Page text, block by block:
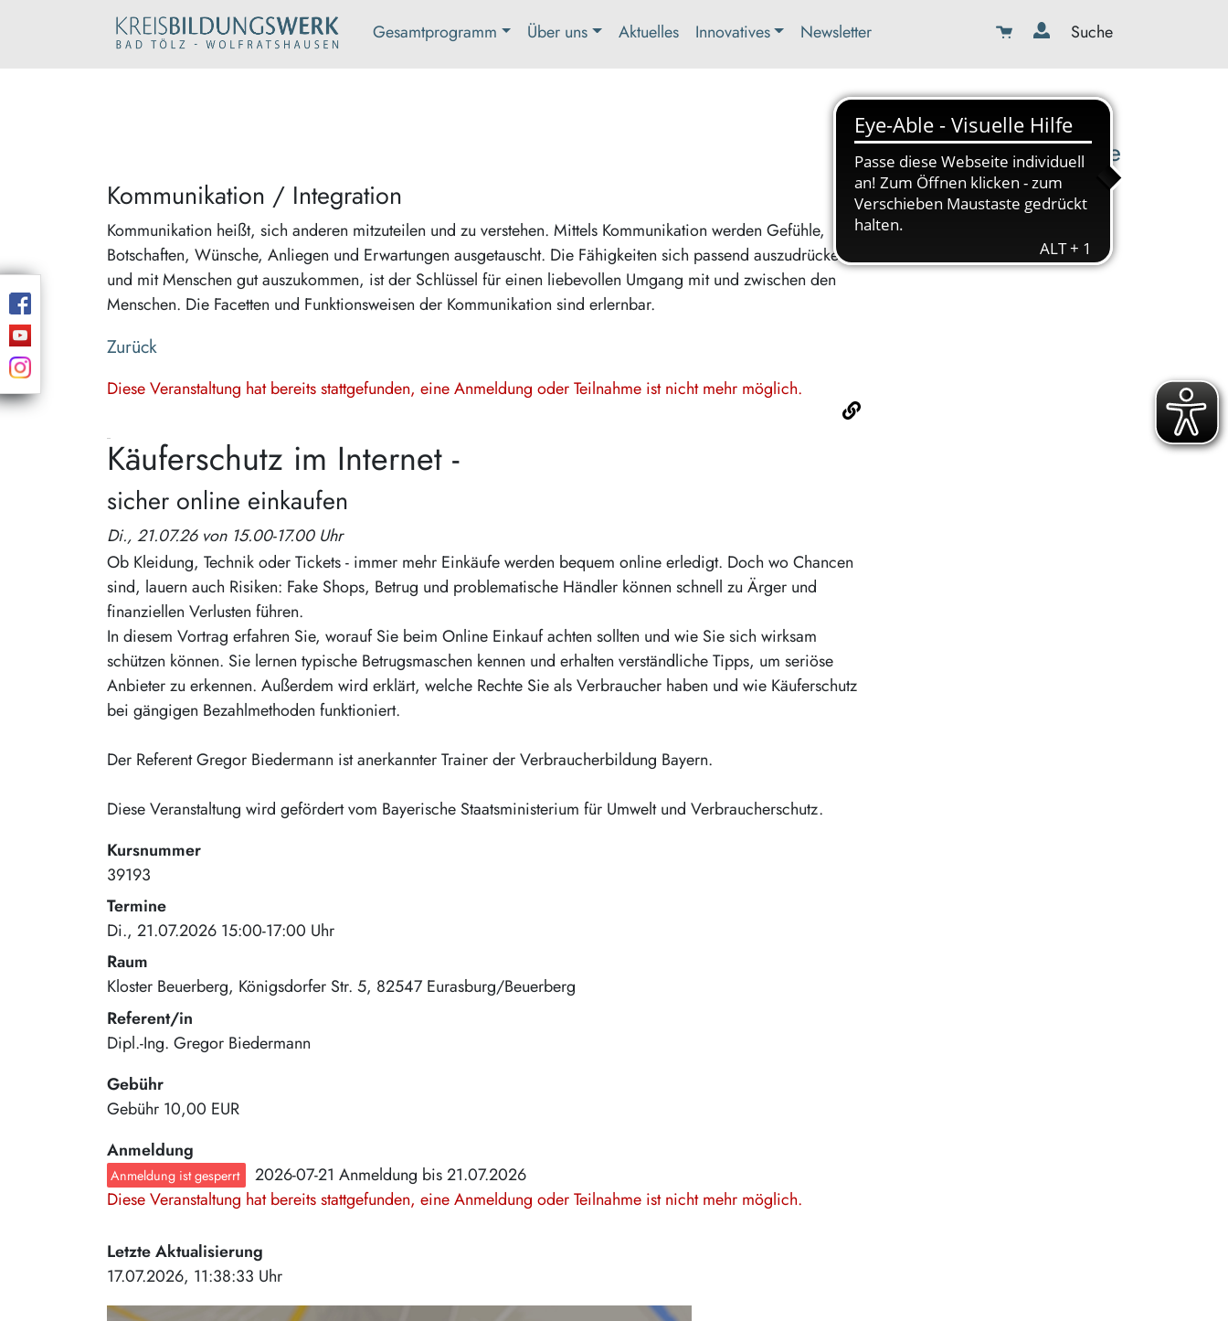
Gesamtprogramm Über uns Aktuelles Innovatives Newsletter Suche
08179-423989-0
info@kbw-toelz-wor.de
Kommunikation / Integration
Kommunikation heißt, sich anderen mitzuteilen und zu verstehen. Mittels Kommunikation werden Gefühle,
Botschaften, Wünsche, Anliegen und Erwartungen ausgetauscht. Die Fähigkeiten sich passend auszudrücken
und mit Menschen gut auszukommen, ist der Schlüssel für einen liebevollen Umgang mit und zwischen den
Menschen. Die Facetten und Funktionsweisen der Kommunikation sind erlernbar.
Zurück
Diese Veranstaltung hat bereits stattgefunden, eine Anmeldung oder Teilnahme ist nicht mehr möglich.
Käuferschutz im Internet -
sicher online einkaufen
Di., 21.07.26 von 15.00-17.00 Uhr
Ob Kleidung, Technik oder Tickets - immer mehr Einkäufe werden bequem online erledigt. Doch wo Chancen
sind, lauern auch Risiken: Fake Shops, Betrug und problematische Händler können schnell zu Ärger und
finanziellen Verlusten führen.
In diesem Vortrag erfahren Sie, worauf Sie beim Online Einkauf achten sollten und wie Sie sich wirksam
schützen können. Sie lernen typische Betrugsmaschen kennen und erhalten verständliche Tipps, um seriöse
Anbieter zu erkennen. Außerdem wird erklärt, welche Rechte Sie als Verbraucher haben und wie Käuferschutz
bei gängigen Bezahlmethoden funktioniert.
Der Referent Gregor Biedermann ist anerkannter Trainer der Verbraucherbildung Bayern.
Diese Veranstaltung wird gefördert vom Bayerische Staatsministerium für Umwelt und Verbraucherschutz.
Kursnummer
39193
Termine
Di., 21.07.2026 15:00-17:00 Uhr
Raum
Kloster Beuerberg Königsdorfer Str. 5 82547 Eurasburg/Beuerberg
Referent/in
Dipl.-Ing. Gregor Biedermann
Gebühr
Gebühr 10,00 EUR
Anmeldung
Anmeldung ist gesperrt
2026-07-21 Anmeldung bis 21.07.2026
Diese Veranstaltung hat bereits stattgefunden, eine Anmeldung oder Teilnahme ist nicht mehr möglich.
Letzte Aktualisierung
17.07.2026, 11:38:33 Uhr